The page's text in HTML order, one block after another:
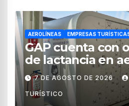
AEROLÍNEAS EMPRESAS
GAP cuenta con
de lactancia en
de México
7 DE AGOSTO DE 2026
TURÍSTICO